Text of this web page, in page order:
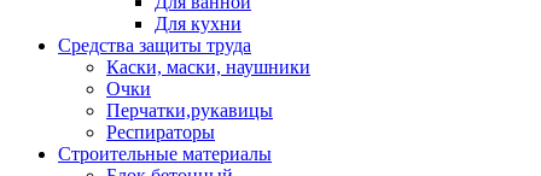
Для кухни
Средства защиты труда
Каски, маски, наушники
Очки
Перчатки,рукавицы
Респираторы
Строительные материалы